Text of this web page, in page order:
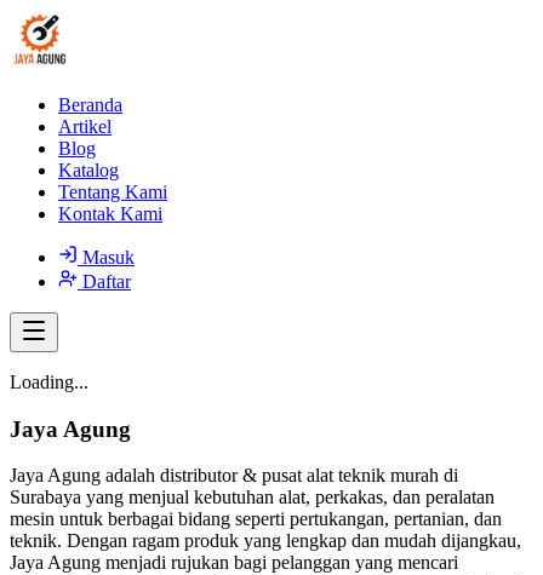
Beranda
Artikel
Blog
Katalog
Tentang Kami
Kontak Kami
Masuk
Daftar
Loading...
Jaya Agung
Jaya Agung adalah distributor & pusat alat teknik murah di
Surabaya yang menjual kebutuhan alat, perkakas, dan peralatan
mesin untuk berbagai bidang seperti pertukangan, pertanian, dan
teknik. Dengan ragam produk yang lengkap dan mudah dijangkau,
Jaya Agung menjadi rujukan bagi pelanggan yang mencari